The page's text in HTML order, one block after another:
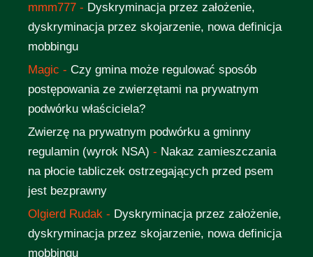
mmm777 - Dyskryminacja przez założenie,
dyskryminacja przez skojarzenie, nowa definicja
mobbingu
Magic - Czy gmina może regulować sposób
postępowania ze zwierzętami na prywatnym
podwórku właściciela?
Zwierzę na prywatnym podwórku a gminny
regulamin (wyrok NSA) - Nakaz zamieszczania
na płocie tabliczek ostrzegających przed psem
jest bezprawny
Olgierd Rudak - Dyskryminacja przez założenie,
dyskryminacja przez skojarzenie, nowa definicja
mobbingu